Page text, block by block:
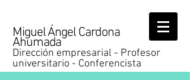
Miguel Ángel Cardona
Ahumada
Dirección empresarial - Profesor
universitario - Conferencista